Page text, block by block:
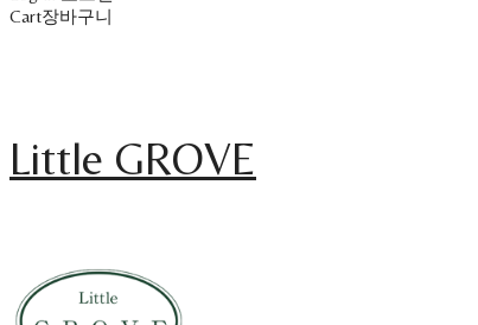
Cart장바구니
Little GROVE